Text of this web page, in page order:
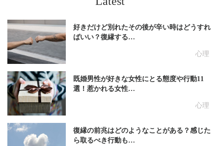
心理
好きだけど別れたその後が辛い時はどうすれ
ばいい？復縁する…
心理
既婚男性が好きな女性にとる態度や行動11
選！惹かれる女性…
復縁の前兆はどのようなことがある？感じた
ら取るべき行動も…